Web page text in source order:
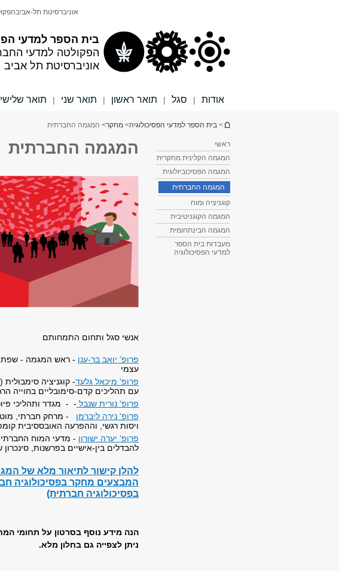
בית הספר למדעי
הפקולטה למדעי
אוניברסיטת תל אביב
אוניברסיטת תל-אביב
אודות | סגל | תואר ראשון | תואר שני | תואר שלישי
הינך נמצא כאן
> בית הספר למדעי הפסיכולוגיה> מחקר> המגמה החברתית
ראשי
המגמה הקלינית מחקרית
המגמה הפסיכוביולוגית
המגמה החברתית
קוגניציה ומוח
המגמה הקוגניטיבית
המגמה הבינתחומית
מעבדות בית הספר
למדעי הפסיכולוגיה
המגמה החברתית
אנשי סגל ותחום התמחותם
פרופ' יואב בר-ענן - ראש המגמה - שפת
עצמי
פרופ' מיכאל גלעד- קוגניציה
עם תהליכים קדם-סימובליים בחוייה
פרופ' נורית שנבל -
- מגדר ותהליכי
פרופ' נירה ליברמן - מרחק חברתי,
ויסות רגשי, וההפרעה האובססיבית
פרופ' יערה ישורון - מדעי המוח
להבדלים בין-אישיים בפרשנות,
להלן קישור לתיאור מלא של
המבצעים מחקר בפסיכולוגיה
בפסיכולוגיה חברתית)
הנה מידע נוסף בסרטון על תחומי
ניתן לצפייה גם בחלון מלא.